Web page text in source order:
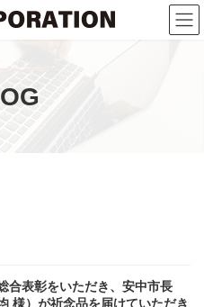
合表彰をいただき、安中市長
様）が祈念品を届けていただき